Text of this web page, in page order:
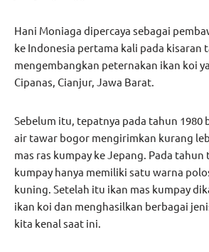
Hani Moniaga dipercaya sebagai
ke Indonesia pertama kali pada kisaran
mengembangkan peternakan ikan koi
Cipanas, Cianjur, Jawa Barat.
Sebelum itu, tepatnya pada tahun 1980
air tawar bogor mengirimkan kurang
mas ras kumpay ke Jepang. Pada
kumpay hanya memiliki satu warna
kuning. Setelah itu ikan mas kumpay
ikan koi dan menghasilkan berbagai
kita kenal saat ini.